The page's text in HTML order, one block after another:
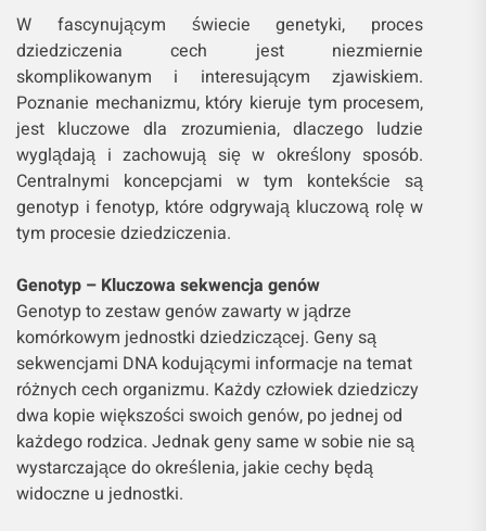
W fascynującym świecie genetyki, proces
dziedziczenia cech jest niezmiernie
skomplikowanym i interesującym zjawiskiem.
Poznanie mechanizmu, który kieruje tym procesem,
jest kluczowe dla zrozumienia, dlaczego ludzie
wyglądają i zachowują się w określony sposób.
Centralnymi koncepcjami w tym kontekście są
genotyp i fenotyp, które odgrywają kluczową rolę w
tym procesie dziedziczenia.
Genotyp – Kluczowa sekwencja genów
Genotyp to zestaw genów zawarty w jądrze
komórkowym jednostki dziedziczącej. Geny są
sekwencjami DNA kodującymi informacje na temat
różnych cech organizmu. Każdy człowiek dziedziczy
dwa kopie większości swoich genów, po jednej od
każdego rodzica. Jednak geny same w sobie nie są
wystarczające do określenia, jakie cechy będą
widoczne u jednostki.